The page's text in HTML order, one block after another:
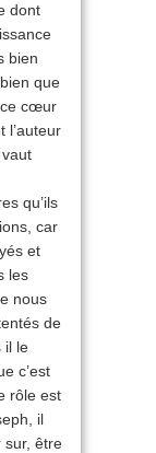
dont
bien
que
ce cœur
l’auteur
qu’ils
car
et
les
nous
de
il le
c’est
rôle est
il
sur, être